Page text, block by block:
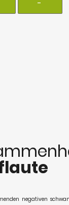
-
negativen